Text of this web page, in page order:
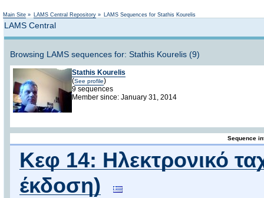
Main Site » LAMS Central Repository » LAMS Sequences for Stathis Kourelis
LAMS Central
Browsing LAMS sequences for: Stathis Kourelis (9)
Stathis Kourelis
(See profile)
9 sequences
Member since: January 31, 2014
Sequence
Κεφ 14: Ηλεκτρονικό
έκδοση)